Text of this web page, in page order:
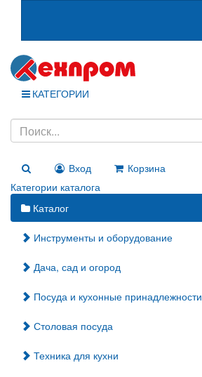
КАТЕГОРИИ
Вход
Корзина
Категории каталога
Каталог
Инструменты и оборудование
Дача, сад и огород
Посуда и кухонные принадлежности
Столовая посуда
Техника для кухни